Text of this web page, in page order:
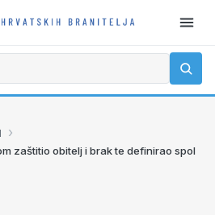
›
zaštitio obitelj i brak te definirao spol